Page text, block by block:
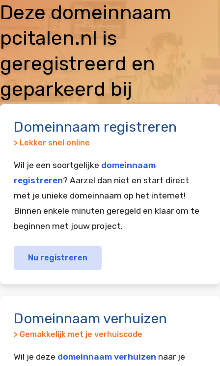
Deze domeinnaam
pcitalen.nl is
geregistreerd en
geparkeerd bij
Domeinnaam registreren
> Lekker snel online
Wil je een soortgelijke domeinnaam
registreren? Aarzel dan niet en start direct
met je unieke domeinnaam op het internet!
Binnen enkele minuten geregeld en klaar om te
beginnen met jouw project.
Nu registreren
Domeinnaam verhuizen
> Gemakkelijk met je verhuiscode
Wil je deze domeinnaam verhuizen naar je